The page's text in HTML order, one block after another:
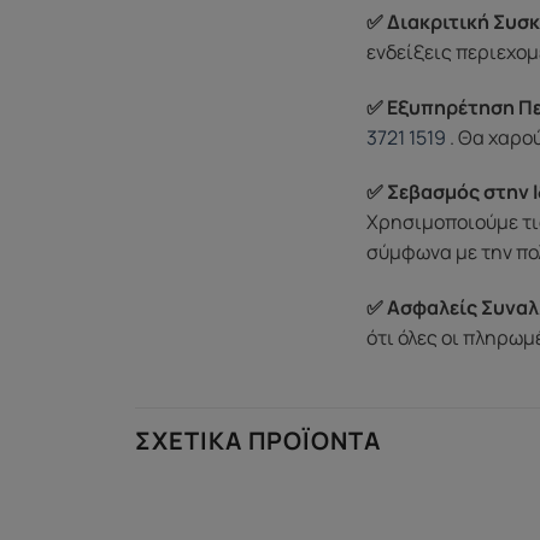
✅ Διακριτική
ενδείξεις
✅ Εξυπηρέτηση
3721 1519 . Θα
✅ Σεβασμός στην
Χρησιμοποιούμε
σύμφωνα με την
✅ Ασφαλείς
ότι όλες οι
ΣΧΕΤΙΚΆ ΠΡΟΪΌΝΤΑ